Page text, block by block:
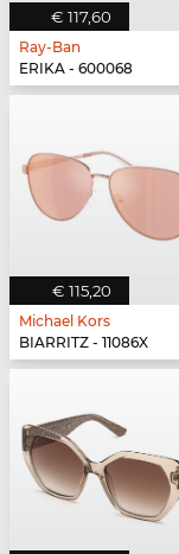
€ 117,60
Ray-Ban
ERIKA - 600068
€ 115,20
Michael Kors
BIARRITZ - 11086X